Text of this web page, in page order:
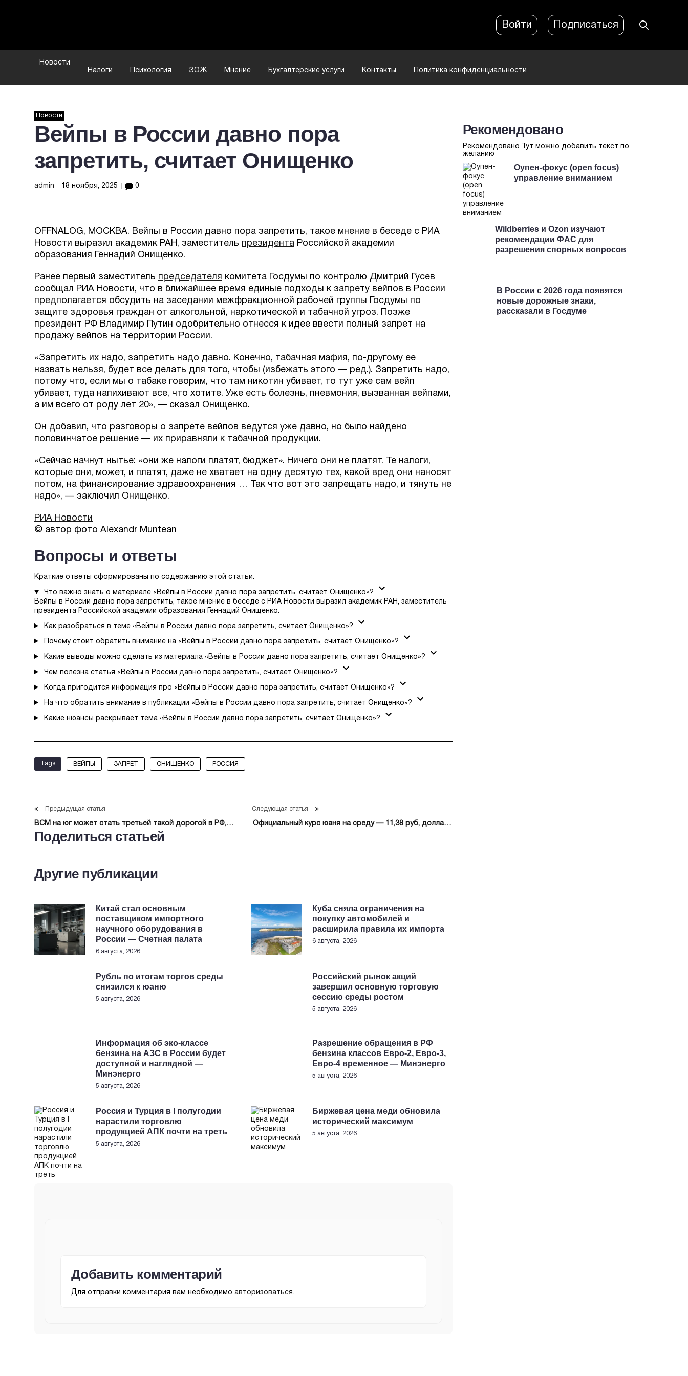
Войти Подписаться
Новости
Налоги
Психология ЗОЖ Мнение Бухгалтерские услуги Контакты Политика конфиденциальности
Новости
Вейпы в России давно пора
запретить, считает Онищенко
admin 18 ноября, 2025 0
OFFNALOG, МОСКВА. Вейпы в России давно пора запретить, такое мнение в беседе с РИА
Новости выразил академик РАН, заместитель президента Российской академии
образования Геннадий Онищенко.
Ранее первый заместитель председателя комитета Госдумы по контролю Дмитрий Гусев
сообщал РИА Новости, что в ближайшее время единые подходы к запрету вейпов в России
предполагается обсудить на заседании межфракционной рабочей группы Госдумы по
защите здоровья граждан от алкогольной, наркотической и табачной угроз. Позже
президент РФ Владимир Путин одобрительно отнесся к идее ввести полный запрет на
продажу вейпов на территории России.
«Запретить их надо, запретить надо давно. Конечно, табачная мафия, по-другому ее
назвать нельзя, будет все делать для того, чтобы (избежать этого — ред.). Запретить надо,
потому что, если мы о табаке говорим, что там никотин убивает, то тут уже сам вейп
убивает, туда напихивают все, что хотите. Уже есть болезнь, пневмония, вызванная вейпами,
а им всего от роду лет 20», — сказал Онищенко.
Он добавил, что разговоры о запрете вейпов ведутся уже давно, но было найдено
половинчатое решение — их приравняли к табачной продукции.
«Сейчас начнут нытье: «они же налоги платят, бюджет». Ничего они не платят. Те налоги,
которые они, может, и платят, даже не хватает на одну десятую тех, какой вред они наносят
потом, на финансирование здравоохранения … Так что вот это запрещать надо, и тянуть не
надо», — заключил Онищенко.
РИА Новости
© автор фото Alexandr Muntean
Вопросы и ответы
Краткие ответы сформированы по содержанию этой статьи.
Что важно знать о материале «Вейпы в России давно пора запретить, считает Онищенко»?
Вейпы в России давно пора запретить, такое мнение в беседе с РИА Новости выразил академик РАН, заместитель
президента Российской академии образования Геннадий Онищенко.
Как разобраться в теме «Вейпы в России давно пора запретить, считает Онищенко»?
Почему стоит обратить внимание на «Вейпы в России давно пора запретить, считает Онищенко»?
Какие выводы можно сделать из материала «Вейпы в России давно пора запретить, считает Онищенко»?
Чем полезна статья «Вейпы в России давно пора запретить, считает Онищенко»?
Когда пригодится информация про «Вейпы в России давно пора запретить, считает Онищенко»?
На что обратить внимание в публикации «Вейпы в России давно пора запретить, считает Онищенко»?
Какие нюансы раскрывает тема «Вейпы в России давно пора запретить, считает Онищенко»?
Tags ВЕЙПЫ ЗАПРЕТ ОНИЩЕНКО РОССИЯ
Предыдущая статья
ВСМ на юг может стать третьей такой дорогой в РФ,
сократив время в пути до моря до 8 ч
Следующая статья
Официальный курс юаня на среду — 11,38 руб, доллара
Поделиться статьей
Другие публикации
Китай стал основным
поставщиком импортного
научного оборудования в
России — Счетная палата
6 августа, 2026
Куба сняла ограничения на
покупку автомобилей и
расширила правила их импорта
6 августа, 2026
Рубль по итогам торгов среды
снизился к юаню
5 августа, 2026
Российский рынок акций
завершил основную торговую
сессию среды ростом
5 августа, 2026
Информация об эко-классе
бензина на АЗС в России будет
доступной и наглядной —
Минэнерго
5 августа, 2026
Разрешение обращения в РФ
бензина классов Евро-2, Евро-3,
Евро-4 временное — Минэнерго
5 августа, 2026
Россия и Турция в I полугодии
нарастили торговлю
продукцией АПК почти на треть
5 августа, 2026
Биржевая цена меди обновила
исторический максимум
5 августа, 2026
Добавить комментарий
Для отправки комментария вам необходимо авторизоваться.
Рекомендовано
Рекомендовано Тут можно добавить текст по
желанию
Оупен-фокус (open focus)
управление вниманием
Wildberries и Ozon изучают
рекомендации ФАС для
разрешения спорных вопросов
В России с 2026 года появятся
новые дорожные знаки,
рассказали в Госдуме